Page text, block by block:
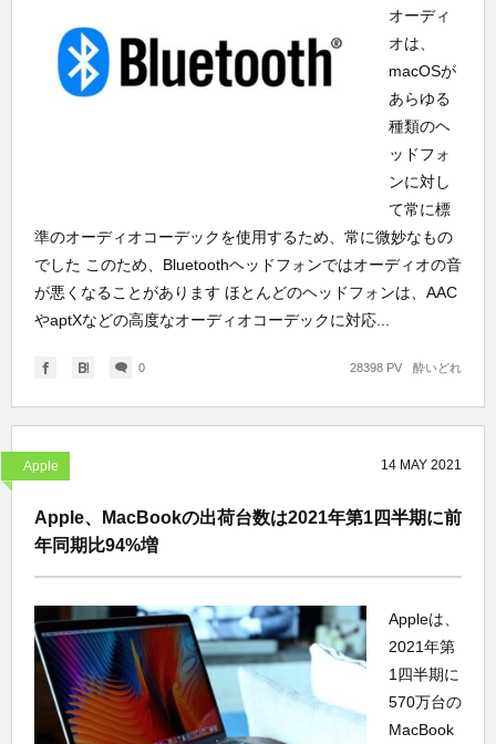
オーディ
オは、
macOSが
あらゆる
種類のヘ
ッドフォ
ンに対し
て常に標
準のオーディオコーデックを使用するため、常に微妙なもの
でした このため、Bluetoothヘッドフォンではオーディオの音
が悪くなることがあります ほとんどのヘッドフォンは、AAC
やaptXなどの高度なオーディオコーデックに対応...
0 酔いどれ
28398 PV
Apple 14 MAY 2021
Apple、MacBookの出荷台数は2021年第1四半期に前
年同期比94%増
Appleは、
2021年第
1四半期に
570万台の
MacBook